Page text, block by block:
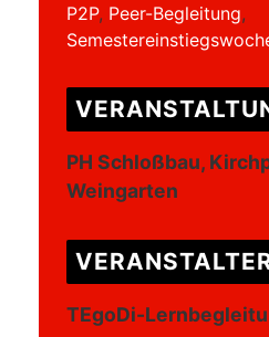
P2P, Peer-Begleitung,
PH Schloßbau,
Weingarten
TEgoDi-